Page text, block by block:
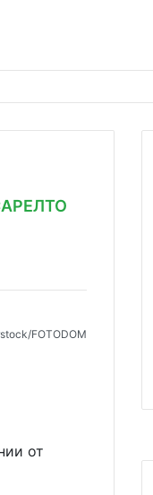
FOTODOM
от